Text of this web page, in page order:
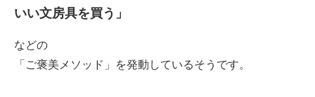
いい文房具を買う」
などの
「ご褒美メソッド」を発動しているそうです。